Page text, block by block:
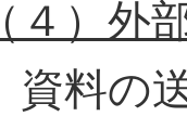
（４）外
資料の